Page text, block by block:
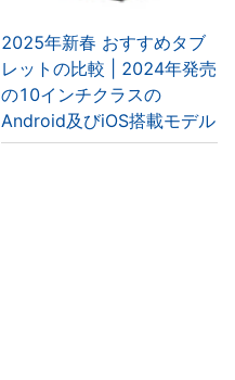
2025年新春 おすすめタブ
レットの比較 | 2024年発売
の10インチクラスの
Android及びiOS搭載モデル